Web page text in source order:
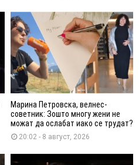
Марина Петровска, велнес-
советник: Зошто многу жени не
можат да ослабат иако се трудат?
20:02 - 8 август, 2026